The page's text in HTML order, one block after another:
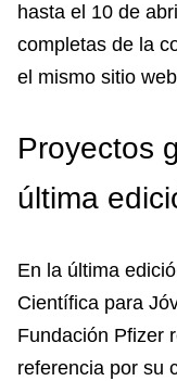
hasta el 10 de
completas de la
el mismo sitio
Proyectos
última
En la última
Científica para
Fundación Pfizer
referencia por su